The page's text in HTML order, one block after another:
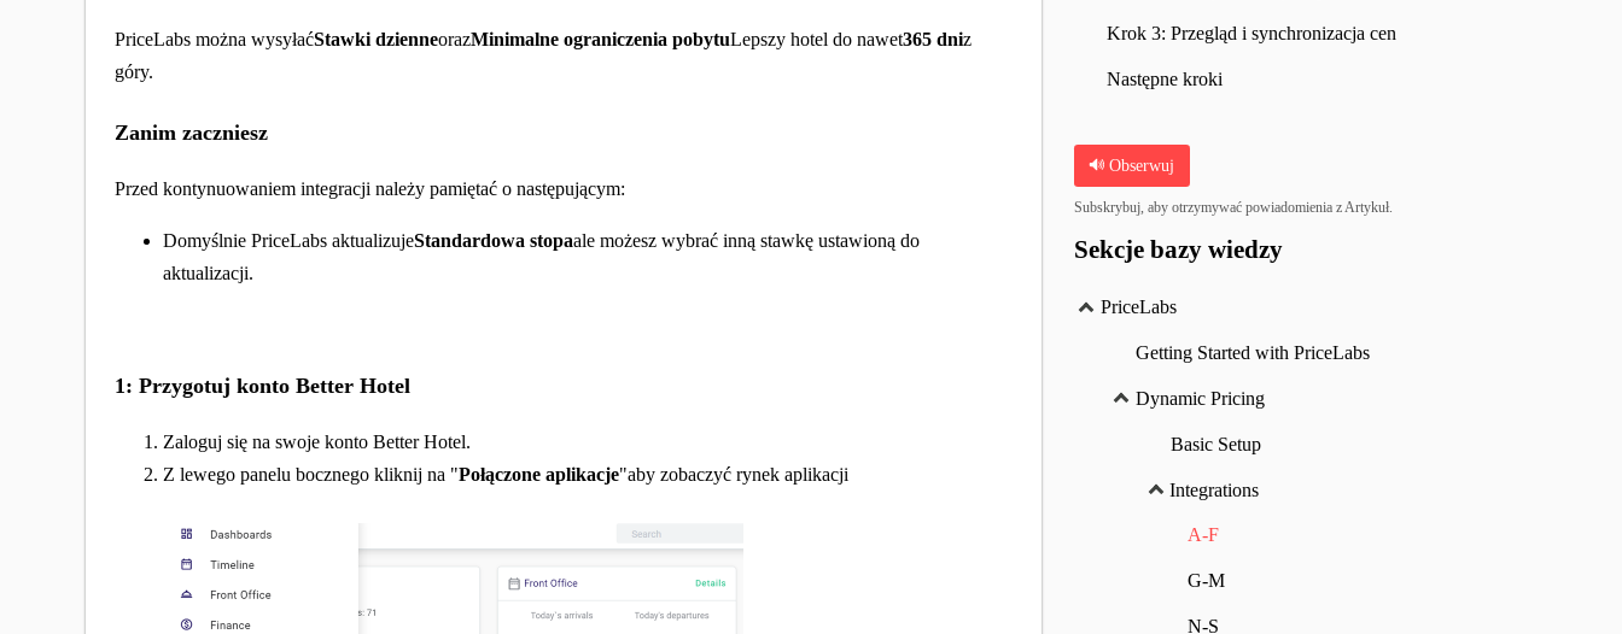
PriceLabs można wysyłaćStawki dzienneorazMinimalne ograniczenia pobytuLepszy hotel do nawet365 dniz
góry.
Zanim zaczniesz
Przed kontynuowaniem integracji należy pamiętać o następującym:
Domyślnie PriceLabs aktualizujeStandardowa stopaale możesz wybrać inną stawkę ustawioną do
aktualizacji.
1: Przygotuj konto Better Hotel
Zaloguj się na swoje konto Better Hotel.
Z lewego panelu bocznego kliknij na "Połączone aplikacje"aby zobaczyć rynek aplikacji
Krok 3: Przegląd i synchronizacja cen
Następne kroki
Obserwuj
Subskrybuj, aby otrzymywać powiadomienia z Artykuł.
Sekcje bazy wiedzy
PriceLabs
Getting Started with PriceLabs
Dynamic Pricing
Basic Setup
Integrations
A-F
G-M
N-S